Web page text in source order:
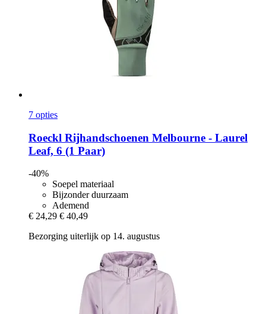
7 opties
Roeckl Rijhandschoenen Melbourne -​ Laurel
Leaf, 6 (1 Paar)
-40%
Soepel materiaal
Bijzonder duurzaam
Ademend
€ 24,29 € 40,49
Bezorging uiterlijk op 14. augustus